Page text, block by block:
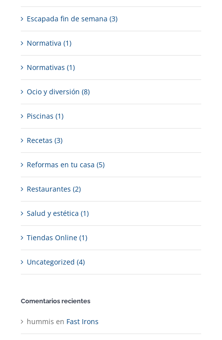
Escapada fin de semana (3)
Normativa (1)
Normativas (1)
Ocio y diversión (8)
Piscinas (1)
Recetas (3)
Reformas en tu casa (5)
Restaurantes (2)
Salud y estética (1)
Tiendas Online (1)
Uncategorized (4)
Comentarios recientes
hummis en Fast Irons